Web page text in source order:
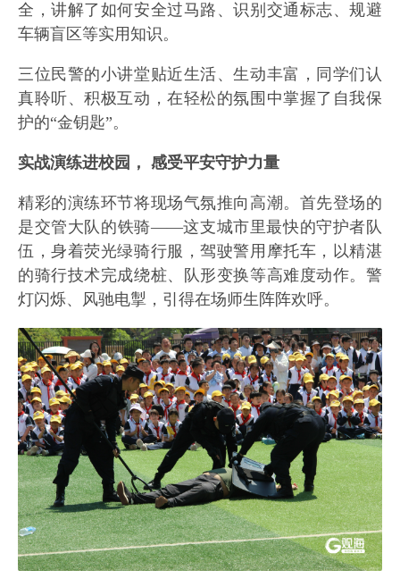
全，讲解了如何安全过马路、识别交通标志、规避
车辆盲区等实用知识。
三位民警的小讲堂贴近生活、生动丰富，同学们认
真聆听、积极互动，在轻松的氛围中掌握了自我保
护的“金钥匙”。
实战演练进校园， 感受平安守护力量
精彩的演练环节将现场气氛推向高潮。首先登场的
是交管大队的铁骑——这支城市里最快的守护者队
伍，身着荧光绿骑行服，驾驶警用摩托车，以精湛
的骑行技术完成绕桩、队形变换等高难度动作。警
灯闪烁、风驰电掣，引得在场师生阵阵欢呼。